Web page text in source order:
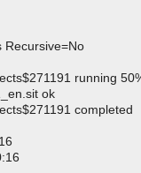
Recursive=No
running
ok
completed